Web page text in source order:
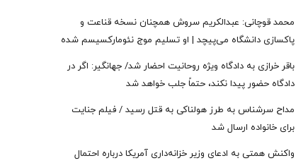
محمد قوچانی: عبدالکریم سروش همچنان نسخه قناعت و
پاکسازی دانشگاه می‌پیچد | او تسلیم موج نئومارکسیسم شده
است | سروش به زبان چپ سخن می‌گوید و نظام بازار آزاد
رقابتی را با برچسب کاپیتالیسم توضیح می‌دهد
باقر خرازی به دادگاه ویژه روحانیت احضار شد/ جهانگیر: اگر در
دادگاه حضور پیدا نکند، حتماً جلب خواهد شد
مداح سرشناس به طرز هولناکی به قتل رسید / فیلم جنایت
برای خانواده ارسال شد
واکنش همتی به ادعای وزیر خزانه‌داری آمریکا درباره احتمال